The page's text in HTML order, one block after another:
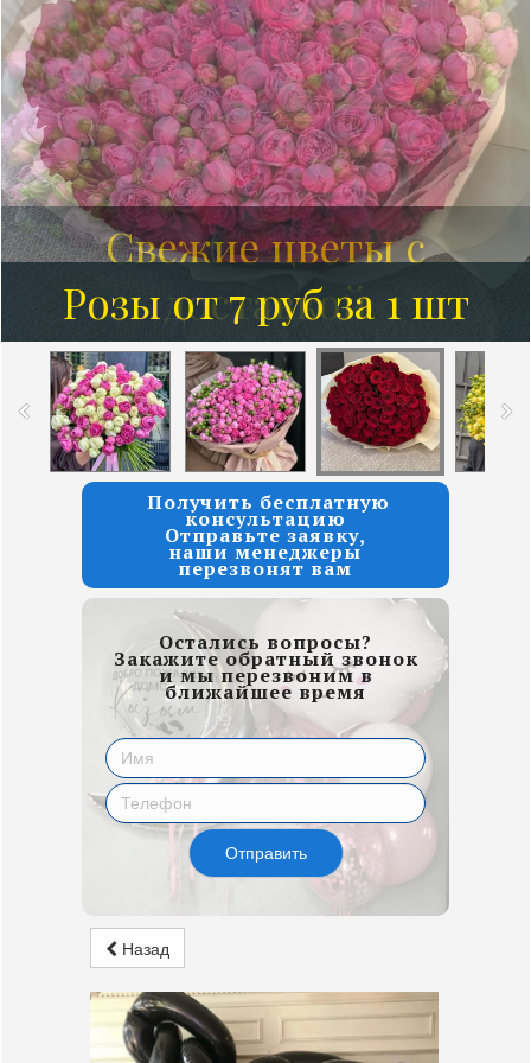
Розы от 7 руб за 1 шт
Получить бесплатную
консультацию
Отправьте заявку,
наши менеджеры
перезвонят вам
Остались вопросы?
Закажите обратный звонок
и мы перезвоним в
ближайшее время
Отправить
Назад